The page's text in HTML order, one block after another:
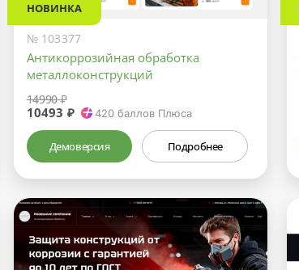
НОВИНКА
№ 103377
Антикоррозийная обработка
металлоконструкций
14990 ₽
10493 ₽ 420 баллов Плюса
Демоверсия Подробнее